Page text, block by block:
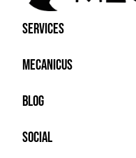
Services
BUY
SELL
ADDITIONAL SERVICES
Mecanicus
ABOUT
HOUSE MECANICUS
CONTACT
Blog
NEWS
VIDÉOS
Social